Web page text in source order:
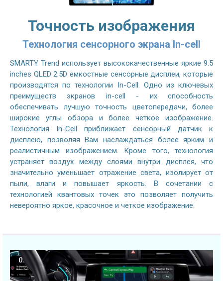
Точность изображения
Технология сенсорного экрана In-cell
SMARTY Trend использует высококачественные яркие 9.5
inches QLED 2.5D емкостные сенсорные дисплеи, которые
производятся по технологии In-Cell. Одно из ключевых
преимуществ экранов in-cell - их способность
обеспечивать лучшую точность цветопередачи, более
широкие углы обзора и более четкое изображение.
Технология In-Cell приближает сенсорный датчик к
дисплею, позволяя Вам наслаждаться более ярким и
реалистичным изображением. Кроме того, технология
устраняет воздух между слоями внутри дисплея, что
значительно уменьшает отражение света, изолирует от
пыли, влаги и повышает яркость. В сочетании с
технологией квантовых точек это позволяет получить
невероятно яркое, красочное и четкое изображение.